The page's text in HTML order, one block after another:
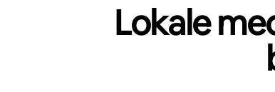
Lokale